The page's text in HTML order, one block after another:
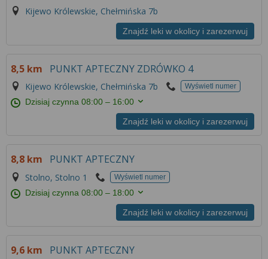
Kijewo Królewskie, Chełmińska 7b
Znajdź leki w okolicy i zarezerwuj
8,5 km PUNKT APTECZNY ZDRÓWKO 4
Kijewo Królewskie, Chełmińska 7b Wyświetl numer
Dzisiaj czynna08:00 – 16:00
Znajdź leki w okolicy i zarezerwuj
8,8 km PUNKT APTECZNY
Stolno, Stolno 1 Wyświetl numer
Dzisiaj czynna08:00 – 18:00
Znajdź leki w okolicy i zarezerwuj
9,6 km PUNKT APTECZNY